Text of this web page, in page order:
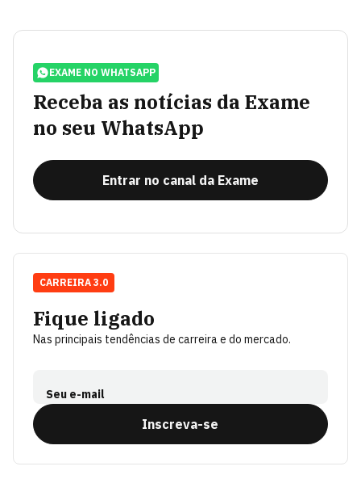
EXAME NO WHATSAPP
Receba as notícias da Exame
no seu WhatsApp
Entrar no canal da Exame
Fique ligado
Nas principais tendências de carreira e do mercado.
Seu e-mail
Inscreva-se
CARREIRA 3.0